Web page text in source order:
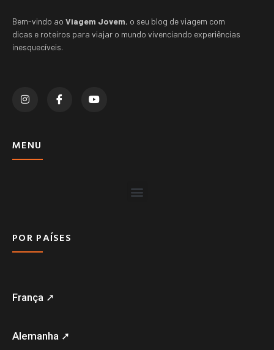
Bem-vindo ao Viagem Jovem, o seu blog de viagem com
dicas e roteiros para viajar o mundo vivenciando experiências
inesquecíveis.
MENU
POR PAÍSES
França ➚
Alemanha ➚